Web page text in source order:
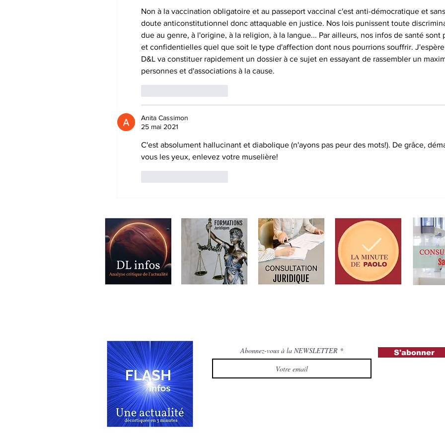
électromagnétiques - Samedi, 10 juin
2023 à 12h00 - INSCRIVEZ-VOUS
mensonge qui
Non à la vaccination obligatoire et au passeport vaccinal c'est anti-démocratique et
doute anticonstitutionnel donc attaquable en justice. Nos lois punissent toute
due au genre, à l'origine, à la religion, à la langue... Par ailleurs, nos infos de santé sont
et confidentielles quel que soit le type d'affection dont nous pourrions souffrir.
D&L va constituer rapidement un dossier à ce sujet en essayant de rassembler un
personnes et d'associations à la cause.
Anita Cassimon
25 mai 2021
C'est absolument hallucinant et diabolique (n'ayons pas peur des mots!). De grâce,
vous les yeux, enlevez votre muselière!
Abonnez-vous à la NEWSLETTER S'abonner